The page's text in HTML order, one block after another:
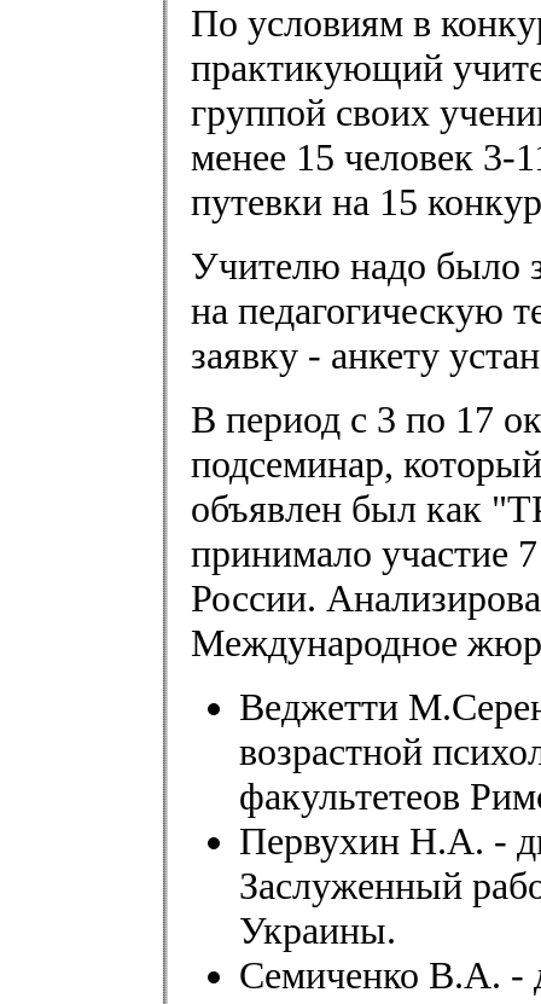
По условиям в
практикующий
группой своих
менее 15 человек 3-
путевки на 15
Учителю надо было
на педагогическую
заявку - анкету
В период с 3 по 17
подсеминар,
объявлен был как
принимало участие
России.
Международное
Веджетти
возрастной
факультетеов
Первухин Н.А. -
Заслуженный
Украины.
Семиченко В.А. -